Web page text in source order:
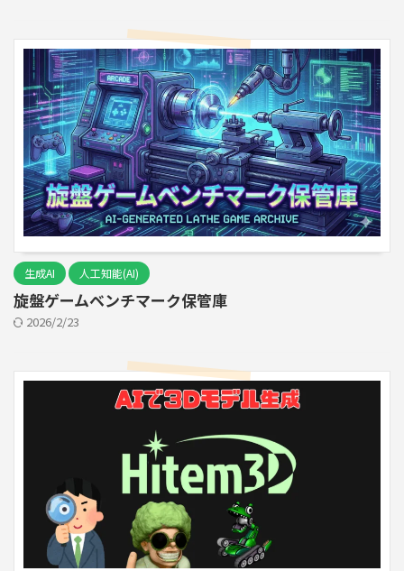
生成AI 人工知能(AI)
旋盤ゲームベンチマーク保管庫
2026/2/23